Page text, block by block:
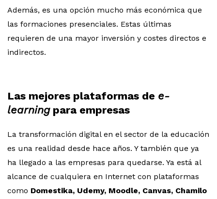
Además, es una opción mucho más económica que
las formaciones presenciales. Estas últimas
requieren de una mayor inversión y costes directos e
indirectos.
Las mejores plataformas de e-
learningpara empresas
La transformación digital en el sector de la educación
es una realidad desde hace años. Y también que ya
ha llegado a las empresas para quedarse. Ya está al
alcance de cualquiera en Internet con plataformas
como Domestika, Udemy, Moodle, Canvas, Chamilo